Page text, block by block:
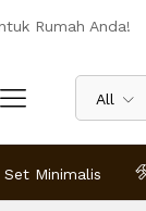
Rumah Anda!
All
Minimalis
Ulasan (0)